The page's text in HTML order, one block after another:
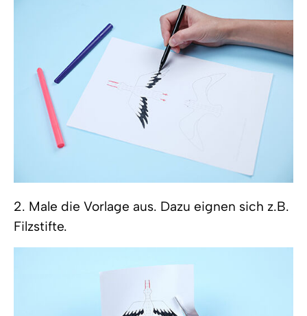
2. Male die Vorlage aus. Dazu eignen sich z.B.
Filzstifte.